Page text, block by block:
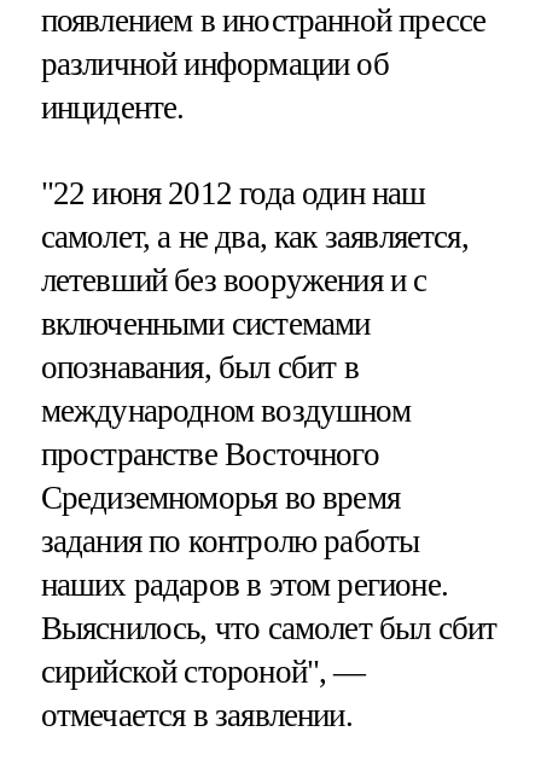
появлением в иностранной прессе
различной информации об
инциденте.
"22 июня 2012 года один наш
самолет, а не два, как заявляется,
летевший без вооружения и с
включенными системами
опознавания, был сбит в
международном воздушном
пространстве Восточного
Средиземноморья во время
задания по контролю работы
наших радаров в этом регионе.
Выяснилось, что самолет был сбит
сирийской стороной", —
отмечается в заявлении.